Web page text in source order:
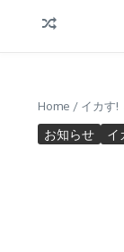
Home / イカす!
お知らせ イ